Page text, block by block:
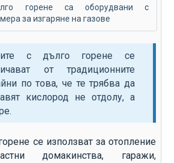
горене са оборудвани с
за изгаряне на газове
с дълго горене се
от традиционните
по това, че те трябва да
кислород не отдолу, а
се използват за отопление
домакинства, гаражи,